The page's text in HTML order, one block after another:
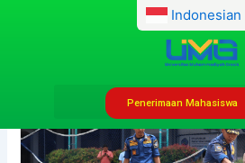
Indonesian
Penerimaan Mahasiswa
admhumas/26 Mei 2026